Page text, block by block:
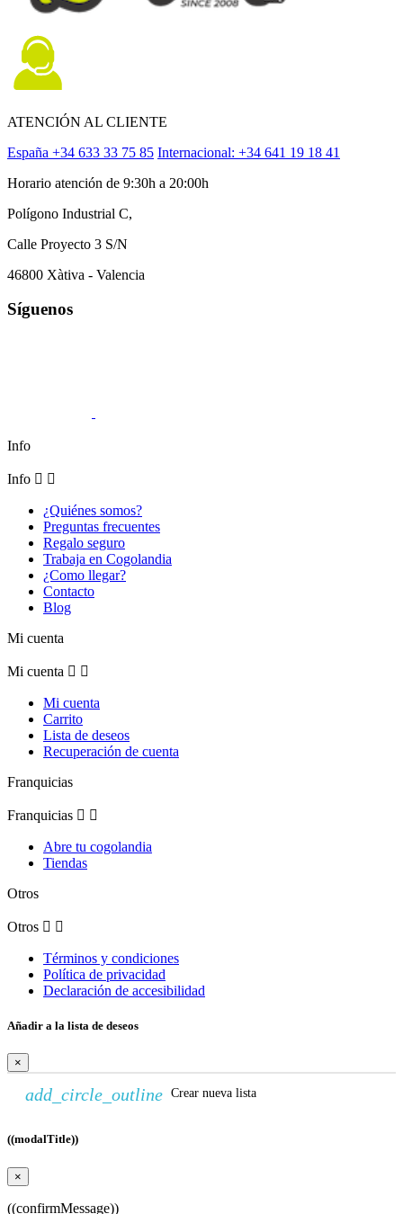
ATENCIÓN AL CLIENTE
España +34 633 33 75 85 Internacional: +34 641 19 18 41
Horario atención de 9:30h a 20:00h
Polígono Industrial C,
Calle Proyecto 3 S/N
46800 Xàtiva - Valencia
Síguenos
Info
Info  
¿Quiénes somos?
Preguntas frecuentes
Regalo seguro
Trabaja en Cogolandia
¿Como llegar?
Contacto
Blog
Mi cuenta
Mi cuenta  
Mi cuenta
Carrito
Lista de deseos
Recuperación de cuenta
Franquicias
Franquicias  
Abre tu cogolandia
Tiendas
Otros
Otros  
Términos y condiciones
Política de privacidad
Declaración de accesibilidad
Añadir a la lista de deseos
×
add_circle_outline Crear nueva lista
((modalTitle))
×
((confirmMessage))